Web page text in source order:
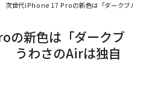
次世代iPhone 17 Proの新色は「ダークブル
の新色は「ダークブ
うわさのAirは独自